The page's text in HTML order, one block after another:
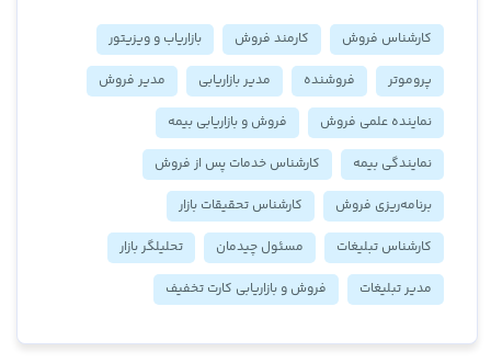
کارشناس فروش کارمند فروش
بازاریاب و ویزیتور
پروموتر
فروشنده مدیر بازاریابی
مدیر فروش
نماینده علمی فروش
فروش و بازاریابی بیمه
نمایندگی بیمه
کارشناس خدمات پس از فروش
برنامه‌ریزی فروش
کارشناس تحقیقات بازار
کارشناس تبلیغات
مسئول چیدمان
تحلیلگر بازار
مدیر تبلیغات
فروش و بازاریابی کارت تخفیف